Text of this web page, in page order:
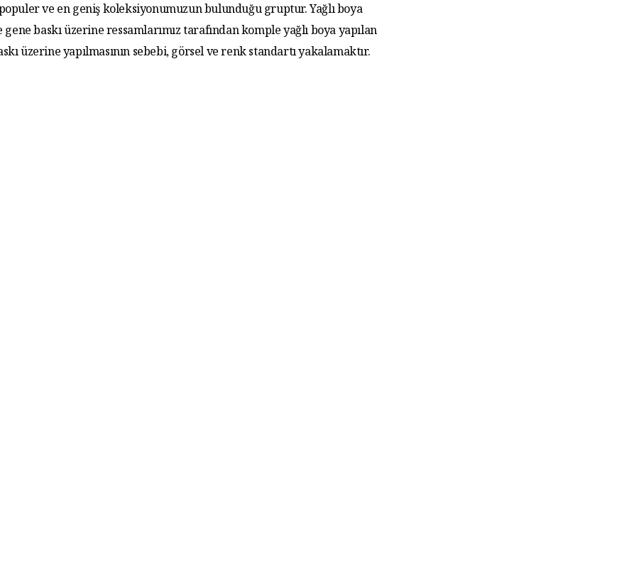
ve en geniş koleksiyonumuzun bulunduğu gruptur. Yağlı boya
gene baskı üzerine ressamlarımız tarafından komple yağlı boya yapılan
üzerine yapılmasının sebebi, görsel ve renk standartı yakalamaktır.